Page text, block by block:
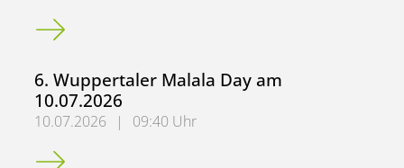
Toolbox Chancengerechtigkeit startet in den
6. Wuppertaler Malala Day am
10.07.2026
10.07.2026 |
09:40 Uhr
6. Wuppertaler Malala Day am 10.07.2026